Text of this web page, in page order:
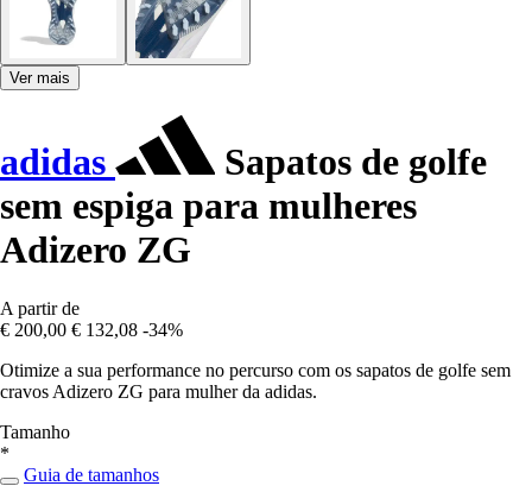
Ver mais
adidas
Sapatos de golfe
sem espiga para mulheres
Adizero ZG
A partir de
€ 200,00 € 132,08 -34%
Otimize a sua performance no percurso com os sapatos de golfe sem
cravos Adizero ZG para mulher da adidas.
Tamanho
*
Guia de tamanhos